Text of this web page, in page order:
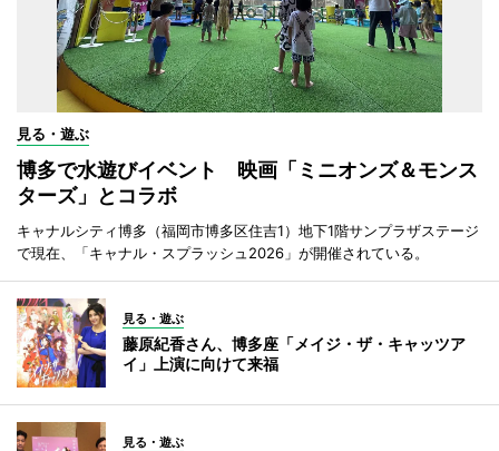
見る・遊ぶ
博多で水遊びイベント 映画「ミニオンズ＆モンス
ターズ」とコラボ
キャナルシティ博多（福岡市博多区住吉1）地下1階サンプラザステージ
で現在、「キャナル・スプラッシュ2026」が開催されている。
見る・遊ぶ
藤原紀香さん、博多座「メイジ・ザ・キャッツア
イ」上演に向けて来福
見る・遊ぶ